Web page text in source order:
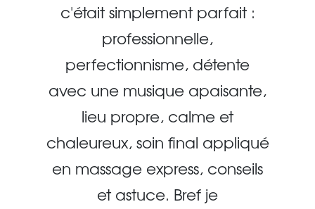
c'était simplement parfait :
professionnelle,
perfectionnisme, détente
avec une musique apaisante,
lieu propre, calme et
chaleureux, soin final appliqué
en massage express, conseils
et astuce. Bref je